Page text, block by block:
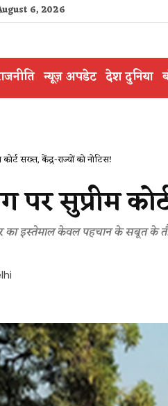
6, 2026
न्यूज़ अपडेट देश दुनिया
सख्त, केंद्र-राज्यों को नोटिस!
सुप्रीम
इस्तेमाल केवल पहचान के सबूत के